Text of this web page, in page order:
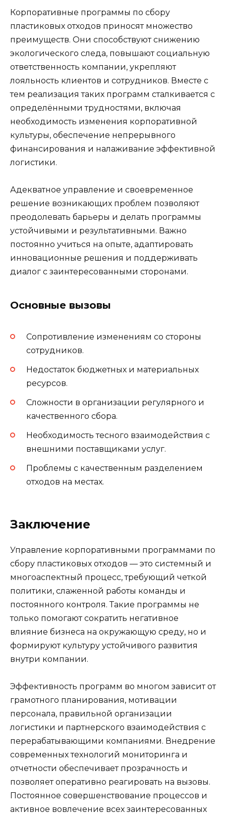
Корпоративные программы по сбору
пластиковых отходов приносят множество
преимуществ. Они способствуют снижению
экологического следа, повышают социальную
ответственность компании, укрепляют
лояльность клиентов и сотрудников. Вместе с
тем реализация таких программ сталкивается с
определёнными трудностями, включая
необходимость изменения корпоративной
культуры, обеспечение непрерывного
финансирования и налаживание эффективной
логистики.
Адекватное управление и своевременное
решение возникающих проблем позволяют
преодолевать барьеры и делать программы
устойчивыми и результативными. Важно
постоянно учиться на опыте, адаптировать
инновационные решения и поддерживать
диалог с заинтересованными сторонами.
Основные вызовы
Сопротивление изменениям со стороны
сотрудников.
Недостаток бюджетных и материальных
ресурсов.
Сложности в организации регулярного и
качественного сбора.
Необходимость тесного взаимодействия с
внешними поставщиками услуг.
Проблемы с качественным разделением
отходов на местах.
Заключение
Управление корпоративными программами по
сбору пластиковых отходов — это системный и
многоаспектный процесс, требующий четкой
политики, слаженной работы команды и
постоянного контроля. Такие программы не
только помогают сократить негативное
влияние бизнеса на окружающую среду, но и
формируют культуру устойчивого развития
внутри компании.
Эффективность программ во многом зависит от
грамотного планирования, мотивации
персонала, правильной организации
логистики и партнерского взаимодействия с
перерабатывающими компаниями. Внедрение
современных технологий мониторинга и
отчетности обеспечивает прозрачность и
позволяет оперативно реагировать на вызовы.
Постоянное совершенствование процессов и
активное вовлечение всех заинтересованных